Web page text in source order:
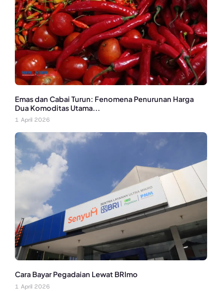
Emas dan Cabai Turun: Fenomena Penurunan Harga
Dua Komoditas Utama...
1 April 2026
Cara Bayar Pegadaian Lewat BRImo
1 April 2026